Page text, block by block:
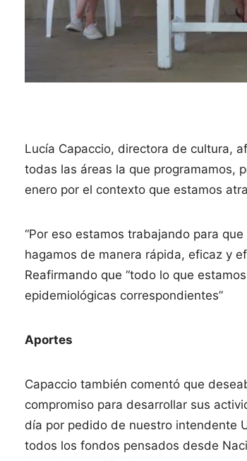
Lucía Capaccio, directora de cultura,
todas las áreas la que programamos,
enero por el contexto que estamos
“Por eso estamos trabajando para
hagamos de manera rápida, eficaz y
Reafirmando que “todo lo que
epidemiológicas correspondientes”
Aportes
Capaccio también comentó que
compromiso para desarrollar sus
día por pedido de nuestro intendente
todos los fondos pensados desde